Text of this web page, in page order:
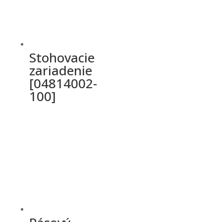
Stohovacie
zariadenie
[04814002-
100]